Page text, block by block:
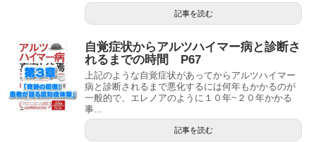
記事を読む
自覚症状からアルツハイマー病と診断さ
れるまでの時間 P67
上記のような自覚症状があってからアルツハイマー
病と診断されるまで悪化するには何年もかかるのが
一般的で、エレノアのように１０年~２０年かかる
事...
記事を読む